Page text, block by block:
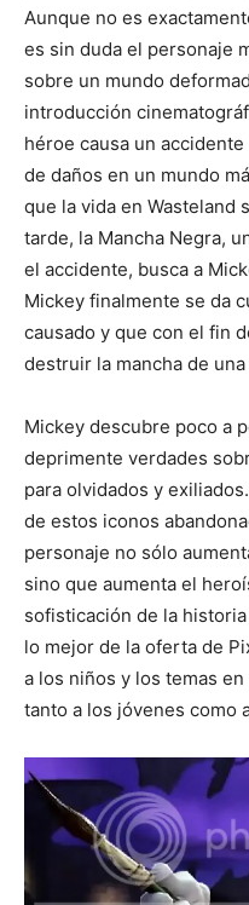
Aunque no es
es sin duda el personaje
sobre un mundo
introducción
héroe causa un
de daños en un mundo
que la vida en Wasteland
tarde, la Mancha Negra,
el accidente, busca a
Mickey finalmente se da
causado y que con el fin
destruir la mancha de
Mickey descubre poco a
deprimente verdades
para olvidados y
de estos iconos
personaje no sólo
sino que aumenta el
sofisticación de la
lo mejor de la oferta de
a los niños y los temas
tanto a los jóvenes como